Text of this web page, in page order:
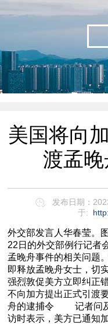
美国将向
渡孟
发布日期：
于:
外交部发言人华春莹
22日的外交部例行记者
孟晚舟事件的相关问题
即释放孟晚舟女士，切
强烈敦促美方立即纠正
不向加方提出正式引
舟的逮捕令 记者问及
访时表示，美方已通知